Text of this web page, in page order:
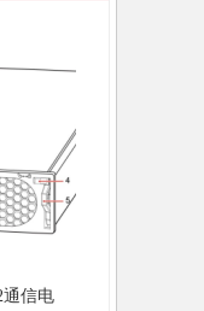
通信电